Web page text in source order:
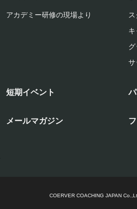
アカデミー研修の現場より
サ
短期イベント
メールマガジン
COERVER COACHING JAPAN